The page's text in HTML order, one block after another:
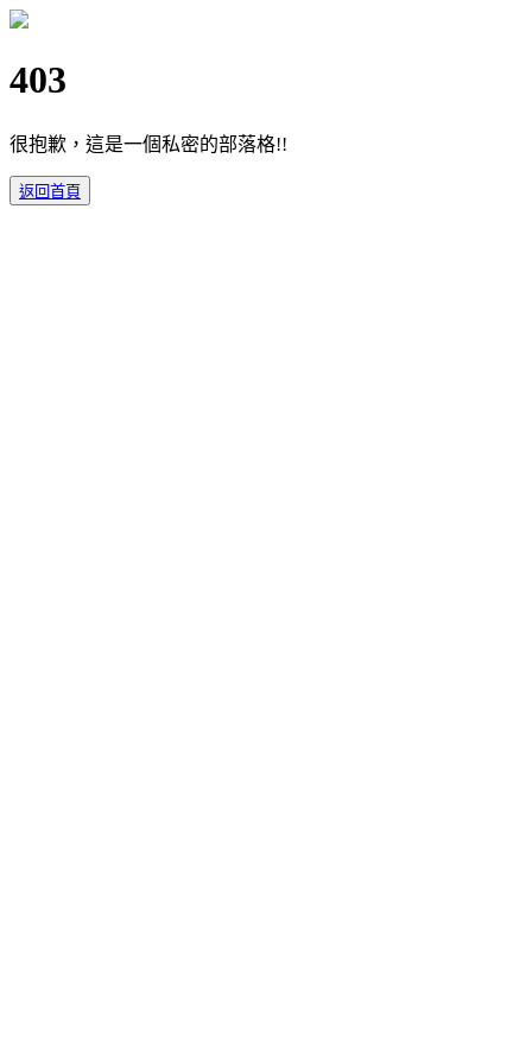
403
很抱歉，這是一個私密的部落格!!
返回首頁